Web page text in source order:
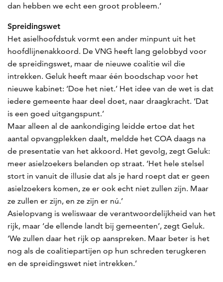
dan hebben we echt een groot probleem.’
Spreidingswet
Het asielhoofdstuk vormt een ander minpunt uit het
hoofdlijnenakkoord. De VNG heeft lang gelobbyd voor
de spreidingswet, maar de nieuwe coalitie wil die
intrekken. Geluk heeft maar één boodschap voor het
nieuwe kabinet: ‘Doe het niet.’ Het idee van de wet is dat
iedere gemeente haar deel doet, naar draagkracht. ‘Dat
is een goed uitgangspunt.’
Maar alleen al de aankondiging leidde ertoe dat het
aantal opvangplekken daalt, meldde het COA daags na
de presentatie van het akkoord. Het gevolg, zegt Geluk:
meer asielzoekers belanden op straat. ‘Het hele stelsel
stort in vanuit de illusie dat als je hard roept dat er geen
asielzoekers komen, ze er ook echt niet zullen zijn. Maar
ze zullen er zijn, en ze zijn er nú.’
Asielopvang is weliswaar de verantwoordelijkheid van het
rijk, maar ‘de ellende landt bij gemeenten’, zegt Geluk.
‘We zullen daar het rijk op aanspreken. Maar beter is het
nog als de coalitiepartijen op hun schreden terugkeren
en de spreidingswet niet intrekken.’